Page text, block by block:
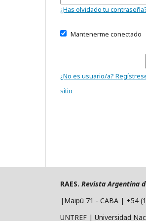
¿Has olvidado tu
Mantenerme conectado
¿No es usuario/a?
sitio
RAES. Revista Argentina
|Maipú 71 - CABA | +54
UNTREF | Universidad